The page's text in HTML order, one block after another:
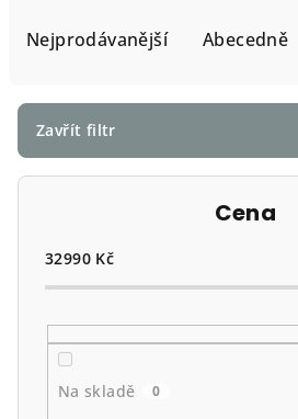
r
o
Nejprodávanější Abecedně
Zavřít filtr
Cena
32990 Kč
Na skladě 0